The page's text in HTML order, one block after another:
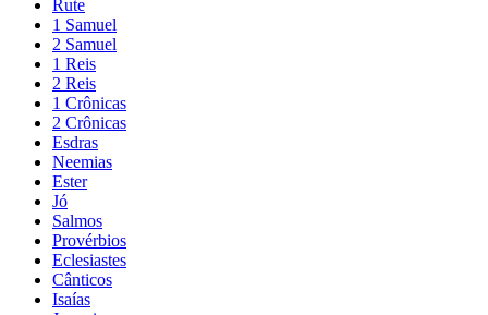
Rute
1 Samuel
2 Samuel
1 Reis
2 Reis
1 Crônicas
2 Crônicas
Esdras
Neemias
Ester
Jó
Salmos
Provérbios
Eclesiastes
Cânticos
Isaías